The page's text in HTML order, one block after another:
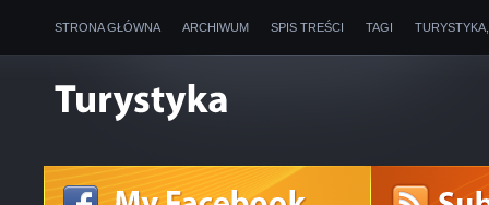
STRONA GŁÓWNA ARCHIWUM SPIS TREŚCI TAGI